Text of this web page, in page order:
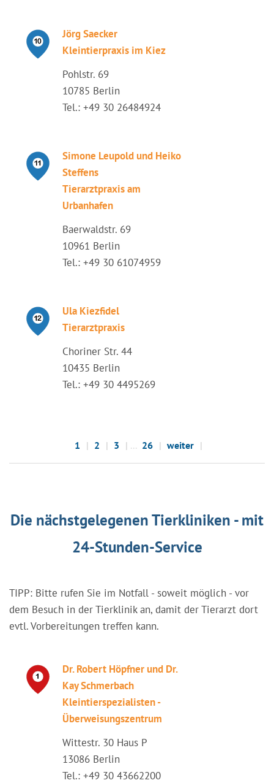
Jörg Saecker
Kleintierpraxis im Kiez
Pohlstr. 69
10785 Berlin
Tel.: +49 30 26484924
Simone Leupold und Heiko
Steffens
Tierarztpraxis am
Urbanhafen
Baerwaldstr. 69
10961 Berlin
Tel.: +49 30 61074959
Ula Kiezfidel
Tierarztpraxis
Choriner Str. 44
10435 Berlin
Tel.: +49 30 4495269
1 2 3 ... 26 weiter
Die nächstgelegenen Tierkliniken - mit
24-Stunden-Service
TIPP: Bitte rufen Sie im Notfall - soweit möglich - vor
dem Besuch in der Tierklinik an, damit der Tierarzt dort
evtl. Vorbereitungen treffen kann.
Dr. Robert Höpfner und Dr.
Kay Schmerbach
Kleintierspezialisten -
Überweisungszentrum
Wittestr. 30 Haus P
13086 Berlin
Tel.: +49 30 43662200